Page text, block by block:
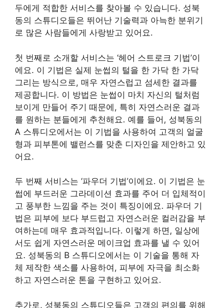
두에게 적합한 서비스를 찾아볼 수 있습니다. 성북
동의 스튜디오들은 뛰어난 기술력과 아늑한 분위기
로 많은 사람들에게 사랑받고 있어요.
첫 번째로 소개할 서비스는 ‘헤어 스트로크 기법’이
에요. 이 기법은 실제 눈썹의 털을 한 가닥 한 가닥
그리는 방식으로, 매우 자연스럽고 섬세한 결과를
제공합니다. 이 방법은 눈썹이 마치 자신의 털처럼
보이게 만들어 주기 때문에, 특히 자연스러운 결과
를 원하는 분들에게 추천해요. 예를 들어, 성북동의
A 스튜디오에서는 이 기법을 사용하여 고객의 얼굴
형과 피부톤에 밸런스를 맞춘 디자인을 제안하고 있
어요.
두 번째 서비스는 ‘파우더 기법’이에요. 이 기법은 눈
썹에 부드러운 그라데이션 효과를 주어 더 입체적이
고 풍부한 느낌을 주는 것이 특징이에요. 파우더 기
법은 피부에 보다 부드럽고 자연스러운 컬러감을 부
여하는데 매우 효과적입니다. 이렇게 하면, 일상에
서도 쉽게 자연스러운 메이크업 효과를 낼 수 있어
요. 성북동의 B 스튜디오에서는 이 기술을 통해 자
체 제작한 색소를 사용하여, 피부에 자극을 최소화
하고 자연스러운 톤을 구현하고 있어요.
추가로, 성북동의 스튜디오들은 고객의 편의를 위해